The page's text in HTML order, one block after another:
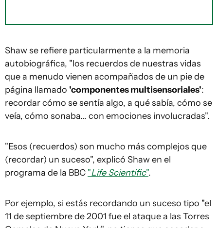
Shaw se refiere particularmente a la memoria
autobiográfica, "los recuerdos de nuestras vidas
que a menudo vienen acompañados de un pie de
página llamado 'componentes multisensoriales':
recordar cómo se sentía algo, a qué sabía, cómo se
veía, cómo sonaba... con emociones involucradas".
"Esos (recuerdos) son mucho más complejos que
(recordar) un suceso", explicó Shaw en el
programa de la BBC "Life Scientific".
Por ejemplo, si estás recordando un suceso tipo "el
11 de septiembre de 2001 fue el ataque a las Torres